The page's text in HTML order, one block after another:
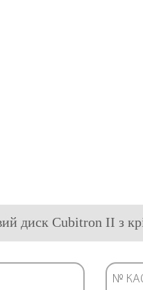
диск Cubitron II з
№